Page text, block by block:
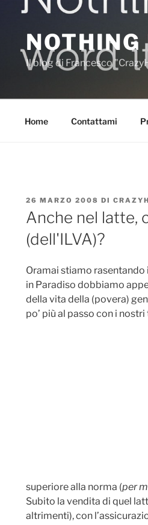
Il blog di Francesco
Home Contattami
PUBBLICATO
IL
26 MARZO 2008 DI
Anche nel latte,
(dell'ILVA)?
Oramai stiamo rasentando
in Paradiso dobbiamo
della vita della (povera)
po’ più al passo con i
superiore alla norma (per
Subito la vendita di quel
altrimenti), con